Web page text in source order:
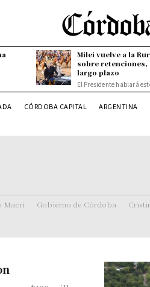
Milei vuelve a la
sobre
largo plazo
El Presidente hablará
CÓRDOBA CAPITAL ARGENTINA
Macri Gobierno de Córdoba